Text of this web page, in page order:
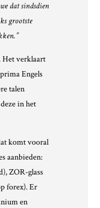
dat sindsdien
grootste
Het verklaart
Engels
talen
in het
komt vooral
aanbieden:
ZOR-glass
forex). Er
en